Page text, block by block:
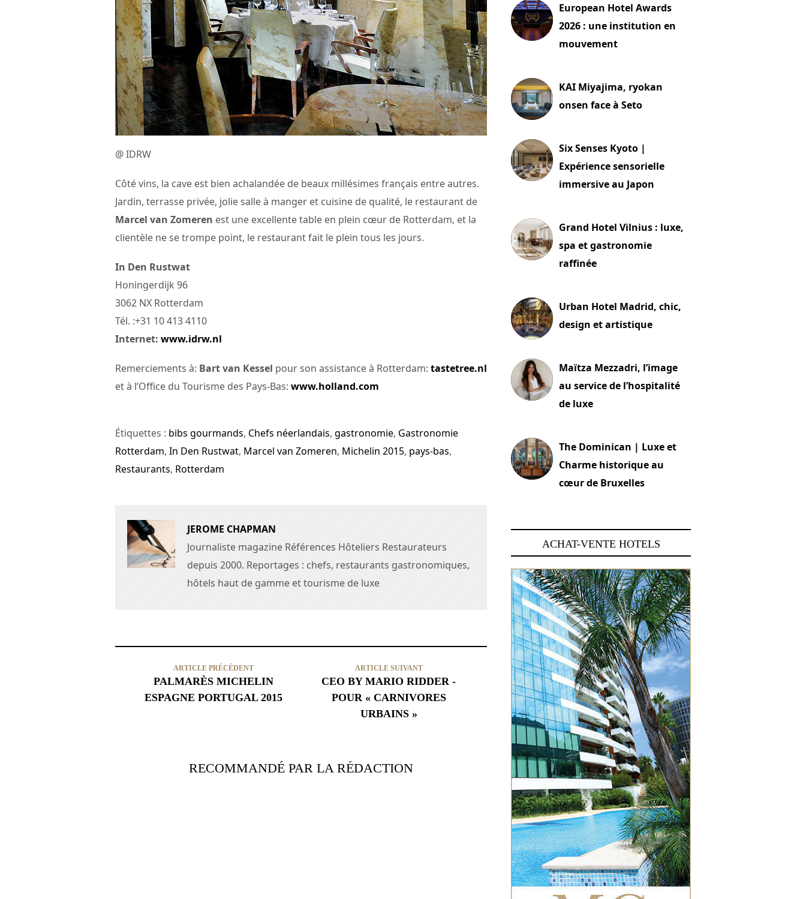
@ IDRW
Côté vins, la cave est bien achalandée de beaux millésimes français entre autres.
Jardin, terrasse privée, jolie salle à manger et cuisine de qualité, le restaurant de
Marcel van Zomeren est une excellente table en plein cœur de Rotterdam, et la
clientèle ne se trompe point, le restaurant fait le plein tous les jours.
In Den Rustwat
Honingerdijk 96
3062 NX Rotterdam
Tél. :+31 10 413 4110
Internet: www.idrw.nl
Remerciements à: Bart van Kessel pour son assistance à Rotterdam: tastetree.nl
et à l’Office du Tourisme des Pays-Bas: www.holland.com
Étiquettes : bibs gourmands, Chefs néerlandais, gastronomie, Gastronomie
Rotterdam, In Den Rustwat, Marcel van Zomeren, Michelin 2015, pays-bas,
Restaurants, Rotterdam
JEROME CHAPMAN
Journaliste magazine Références Hôteliers Restaurateurs
depuis 2000. Reportages : chefs, restaurants gastronomiques,
hôtels haut de gamme et tourisme de luxe
ARTICLE PRÉCÉDENT
PALMARÈS MICHELIN
ESPAGNE PORTUGAL 2015
ARTICLE SUIVANT
CEO BY MARIO RIDDER -
POUR « CARNIVORES
URBAINS »
RECOMMANDÉ PAR LA RÉDACTION
European Hotel Awards
2026 : une institution en
mouvement
KAI Miyajima, ryokan
onsen face à Seto
Six Senses Kyoto |
Expérience sensorielle
immersive au Japon
Grand Hotel Vilnius : luxe,
spa et gastronomie
raffinée
Urban Hotel Madrid, chic,
design et artistique
Maïtza Mezzadri, l’image
au service de l’hospitalité
de luxe
The Dominican | Luxe et
Charme historique au
cœur de Bruxelles
ACHAT-VENTE HOTELS